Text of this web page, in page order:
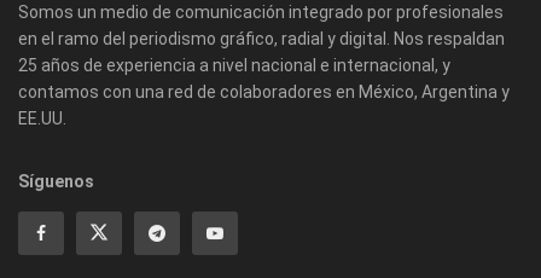
Somos un medio de comunicación integrado por profesionales
en el ramo del periodismo gráfico, radial y digital. Nos respaldan
25 años de experiencia a nivel nacional e internacional, y
contamos con una red de colaboradores en México, Argentina y
EE.UU.
Síguenos